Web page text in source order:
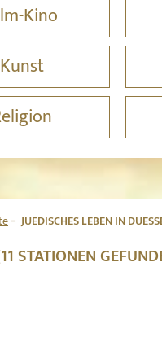
Kino
Kunst
JUEDISCHES LEBEN IN
STATIONEN